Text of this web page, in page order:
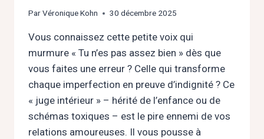
ParVéronique Kohn 30 décembre 2025
Vous connaissez cette petite voix qui
murmure « Tu n’es pas assez bien » dès que
vous faites une erreur ? Celle qui transforme
chaque imperfection en preuve d’indignité ? Ce
« juge intérieur » – hérité de l’enfance ou de
schémas toxiques – est le pire ennemi de vos
relations amoureuses. Il vous pousse à